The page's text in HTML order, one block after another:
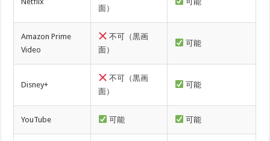
面）
Amazon Prime
Video
不可（黒画
面）
可能
Disney+
不可（黒画
面）
可能
YouTube 可能 可能